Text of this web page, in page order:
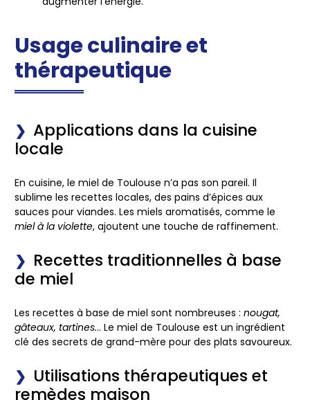
Usage culinaire et
thérapeutique
Applications dans la cuisine
locale
En cuisine, le miel de Toulouse n’a pas son pareil. Il
sublime les recettes locales, des pains d’épices aux
sauces pour viandes. Les miels aromatisés, comme le
miel à la violette, ajoutent une touche de raffinement.
Recettes traditionnelles à base
de miel
Les recettes à base de miel sont nombreuses : nougat,
gâteaux, tartines... Le miel de Toulouse est un ingrédient
clé des secrets de grand-mère pour des plats savoureux.
Utilisations thérapeutiques et
remèdes maison